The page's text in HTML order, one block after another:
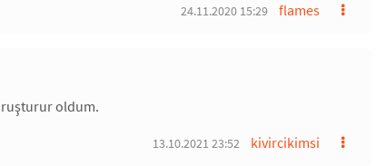
flames
24.11.2020 15:29
oldum.
kivircikimsi
13.10.2021 23:52